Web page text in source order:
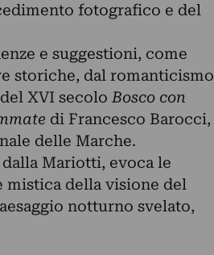
fotografico e del
e suggestioni, come
storiche, dal romanticismo
XVI secolo Bosco con
di Francesco Barocci,
delle Marche.
Mariotti, evoca le
mistica della visione del
notturno svelato,